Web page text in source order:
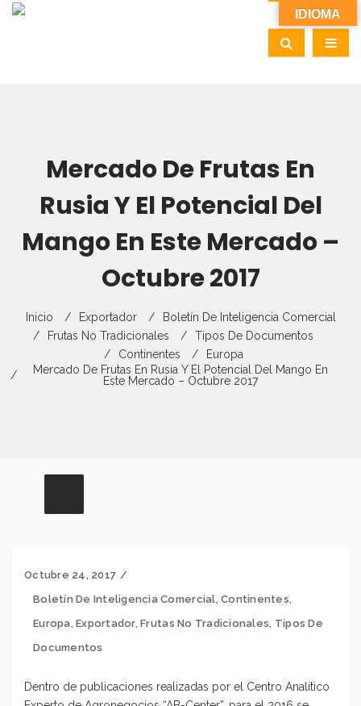
Mercado De Frutas En
Rusia Y El Potencial Del
Mango En Este Mercado –
Octubre 2017
Inicio Exportador
Boletín De Inteligencia Comercial
Frutas No Tradicionales
Tipos De Documentos
Continentes
Europa
Mercado De Frutas En Rusia Y El Potencial Del Mango En
Este Mercado – Octubre 2017
Octubre 24, 2017
Boletín De Inteligencia Comercial,Continentes,
Europa,Exportador,Frutas No Tradicionales, Tipos De
Documentos
Dentro de publicaciones realizadas por el Centro Analítico
IDIOMA